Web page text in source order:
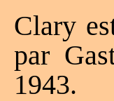
Clary
par
1943.